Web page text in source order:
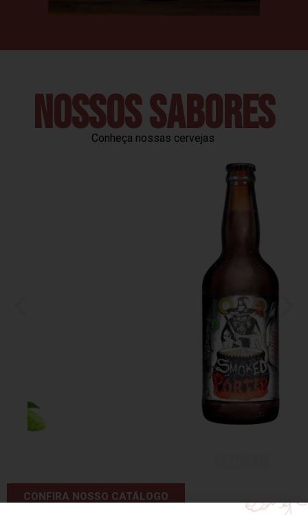
NOSSOS SABORES
Conheça nossas cervejas
CONFIRA NOSSO CATÁLOGO